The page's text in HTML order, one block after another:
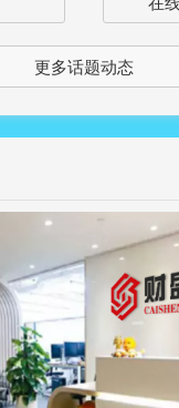
更多话题动态